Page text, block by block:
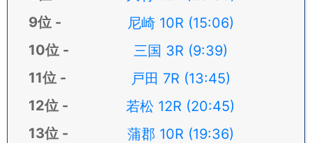
尼崎 10R (15:06)
三国 3R (9:39)
戸田 7R (13:45)
若松 12R (20:45)
蒲郡 10R (19:36)